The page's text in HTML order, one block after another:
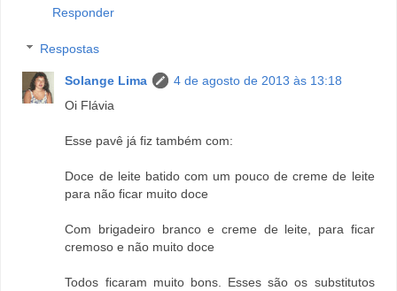
Responder
Respostas
Solange Lima
4 de agosto de 2013 às 13:18
Oi Flávia
Esse pavê já fiz também com:
Doce de leite batido com um pouco de creme de leite
para não ficar muito doce
Com brigadeiro branco e creme de leite, para ficar
cremoso e não muito doce
Todos ficaram muito bons. Esses são os substitutos